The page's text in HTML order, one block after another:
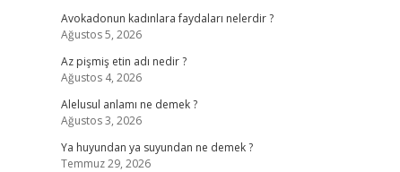
Avokadonun kadınlara faydaları nelerdir ?
Ağustos 5, 2026
Az pişmiş etin adı nedir ?
Ağustos 4, 2026
Alelusul anlamı ne demek ?
Ağustos 3, 2026
Ya huyundan ya suyundan ne demek ?
Temmuz 29, 2026